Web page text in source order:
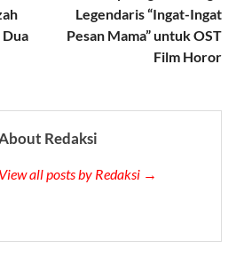
Dua
Legendaris “Ingat-Ingat
Pesan Mama” untuk OST
Film Horor
Redaksi
View all posts by Redaksi →